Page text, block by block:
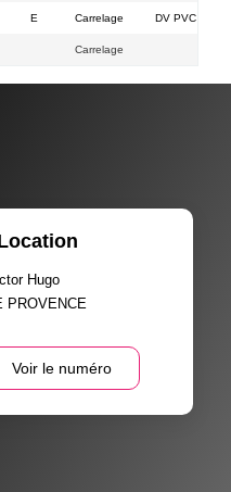
E Carrelage DV PVC /
Carrelage
Hugo
PROVENCE
Voir le numéro